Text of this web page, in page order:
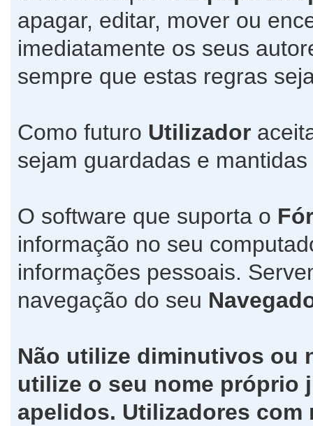
apagar, editar, mover ou
imediatamente os seus
sempre que estas regras
Como futuro Utilizador
sejam guardadas e
O software que suporta o
informação no seu
informações pessoais.
navegação do seu
Não utilize diminutivos ou
utilize o seu nome próprio
apelidos. Utilizadores